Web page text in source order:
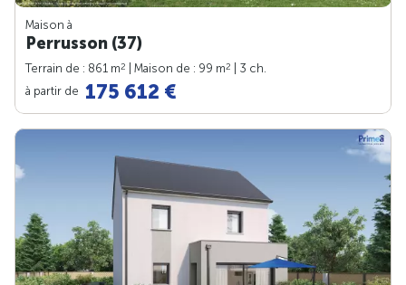
Maison à
Perrusson (37)
Terrain de : 861 m2 | Maison de : 99 m2
| 3 ch.
à partir de 175 612 €